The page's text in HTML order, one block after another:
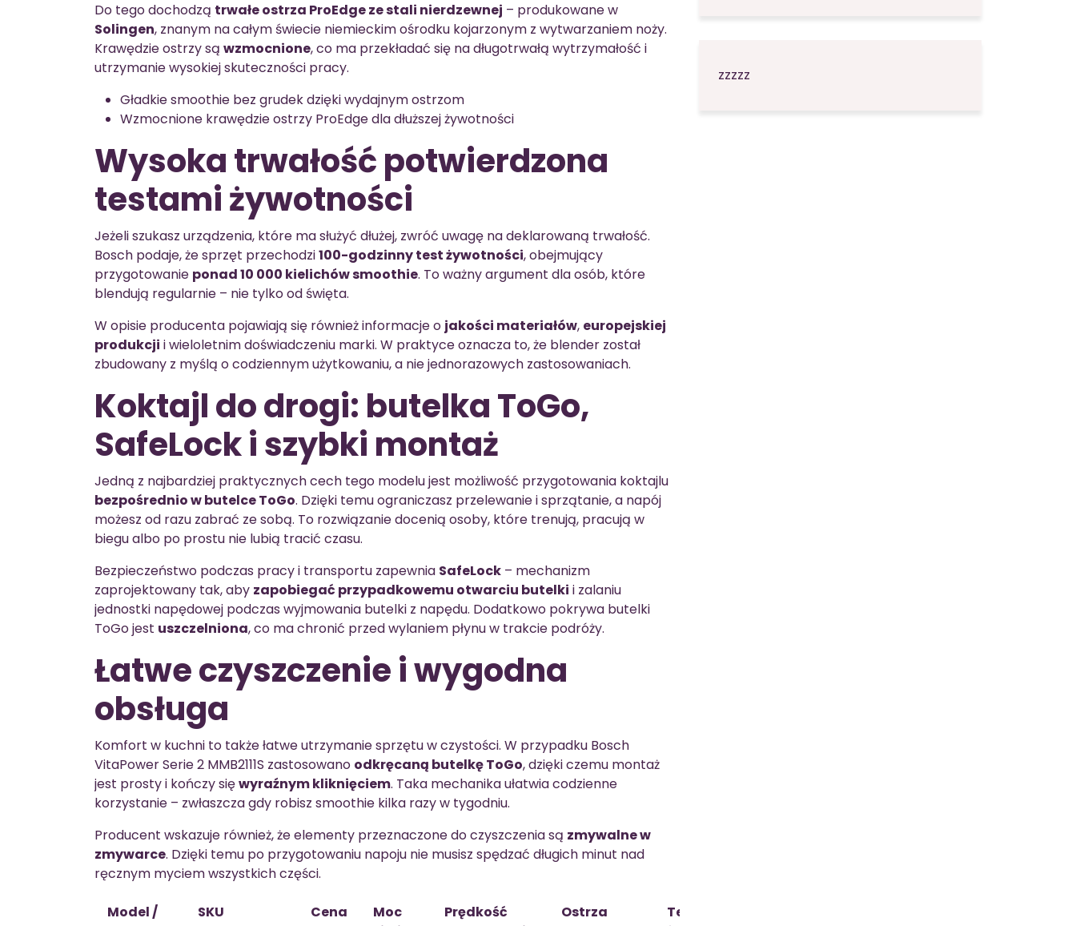
Do tego dochodzą trwałe ostrza ProEdge ze stali nierdzewnej – produkowane w
Solingen, znanym na całym świecie niemieckim ośrodku kojarzonym z wytwarzaniem noży.
Krawędzie ostrzy są wzmocnione, co ma przekładać się na długotrwałą wytrzymałość i
utrzymanie wysokiej skuteczności pracy.
Gładkie smoothie bez grudek dzięki wydajnym ostrzom
Wzmocnione krawędzie ostrzy ProEdge dla dłuższej żywotności
Wysoka trwałość potwierdzona
testami żywotności
Jeżeli szukasz urządzenia, które ma służyć dłużej, zwróć uwagę na deklarowaną trwałość.
Bosch podaje, że sprzęt przechodzi100-godzinny test żywotności, obejmujący
przygotowanie ponad 10 000 kielichów smoothie. To ważny argument dla osób, które
blendują regularnie – nie tylko od święta.
W opisie producenta pojawiają się również informacje o jakości materiałów, europejskiej
produkcji i wieloletnim doświadczeniu marki. W praktyce oznacza to, że blender został
zbudowany z myślą o codziennym użytkowaniu, a nie jednorazowych zastosowaniach.
Koktajl do drogi: butelka ToGo,
SafeLock i szybki montaż
Jedną z najbardziej praktycznych cech tego modelu jest możliwość przygotowania koktajlu
bezpośrednio w butelce ToGo. Dzięki temu ograniczasz przelewanie i sprzątanie, a napój
możesz od razu zabrać ze sobą. To rozwiązanie docenią osoby, które trenują, pracują w
biegu albo po prostu nie lubią tracić czasu.
Bezpieczeństwo podczas pracy i transportu zapewnia SafeLock – mechanizm
zaprojektowany tak, aby zapobiegać przypadkowemu otwarciu butelki i zalaniu
jednostki napędowej podczas wyjmowania butelki z napędu. Dodatkowo pokrywa butelki
ToGo jest uszczelniona, co ma chronić przed wylaniem płynu w trakcie podróży.
Łatwe czyszczenie i wygodna
obsługa
Komfort w kuchni to także łatwe utrzymanie sprzętu w czystości. W przypadku Bosch
VitaPower Serie 2 MMB2111S zastosowano odkręcaną butelkę ToGo, dzięki czemu montaż
jest prosty i kończy sięwyraźnym kliknięciem. Taka mechanika ułatwia codzienne
korzystanie – zwłaszcza gdy robisz smoothie kilka razy w tygodniu.
Producent wskazuje również, że elementy przeznaczone do czyszczenia są zmywalne w
zmywarce. Dzięki temu po przygotowaniu napoju nie musisz spędzać długich minut nad
ręcznym myciem wszystkich części.
Model /
SKU Cena
Moc
Prędkość
Ostrza
Test
zzzzz